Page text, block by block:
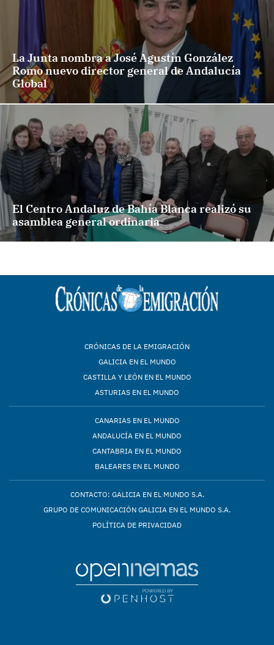
La Junta nombra a José Agustín González
Romo nuevo director general de Andalucía
Global
El Centro Andaluz de Bahía Blanca realizó su
asamblea general ordinaria
CRÓNICAS DE LA EMIGRACIÓN
GALICIA EN EL MUNDO
CASTILLA Y LEÓN EN EL MUNDO
ASTURIAS EN EL MUNDO
CANARIAS EN EL MUNDO
ANDALUCÍA EN EL MUNDO
CANTABRIA EN EL MUNDO
BALEARES EN EL MUNDO
CONTACTO: GALICIA EN EL MUNDO S.A.
GRUPO DE COMUNICACIÓN GALICIA EN EL MUNDO S.A.
POLÍTICA DE PRIVACIDAD